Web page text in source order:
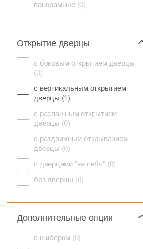
панорамные (0)
Открытие дверцы
с боковым открытием дверцы
(0)
с вертикальным открытием
дверцы (1)
с распашным открытием
дверцы (0)
с раздвижным открыванием
дверцы (0)
с дверцами "на себя" (0)
без дверцы (0)
Дополнительные опции
с шибером (0)